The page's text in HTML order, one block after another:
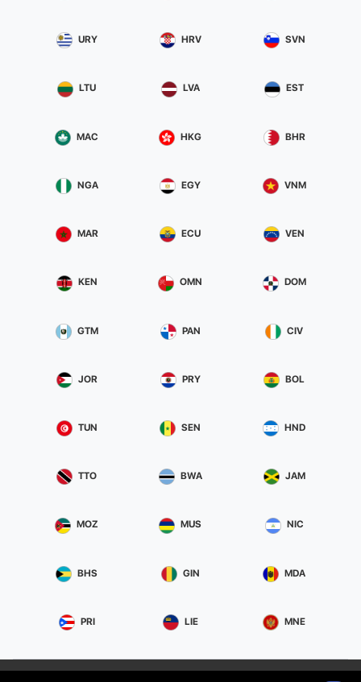
URY HRV SVN
LTU LVA EST
MAC HKG BHR
NGA EGY VNM
MAR ECU VEN
KEN OMN DOM
GTM PAN CIV
JOR PRY BOL
TUN SEN HND
TTO BWA JAM
MOZ MUS NIC
BHS GIN MDA
PRI LIE MNE